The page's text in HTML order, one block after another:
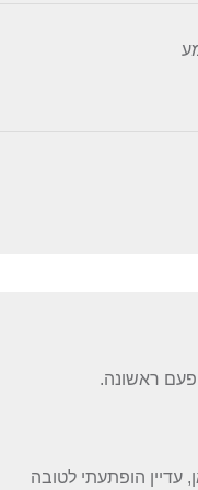
הופתעתי לטובה